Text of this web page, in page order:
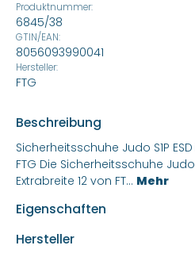
Produktnummer:
6845/38
GTIN/EAN:
8056093990041
Hersteller:
FTG
Beschreibung
Sicherheitsschuhe Judo S1P
FTG Die Sicherheitsschuhe Judo
Extrabreite 12 von FT… Mehr
Eigenschaften
Hersteller